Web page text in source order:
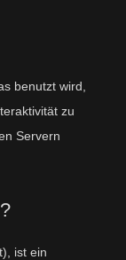
benutzt wird,
zu
Servern
ist ein